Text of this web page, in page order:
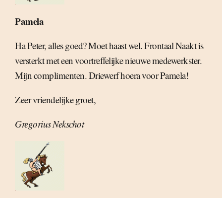
Pamela
Ha Peter, alles goed? Moet haast wel. Frontaal Naakt is
versterkt met een voortreffelijke nieuwe medewerkster.
Mijn complimenten. Driewerf hoera voor Pamela!
Zeer vriendelijke groet,
Gregorius Nekschot